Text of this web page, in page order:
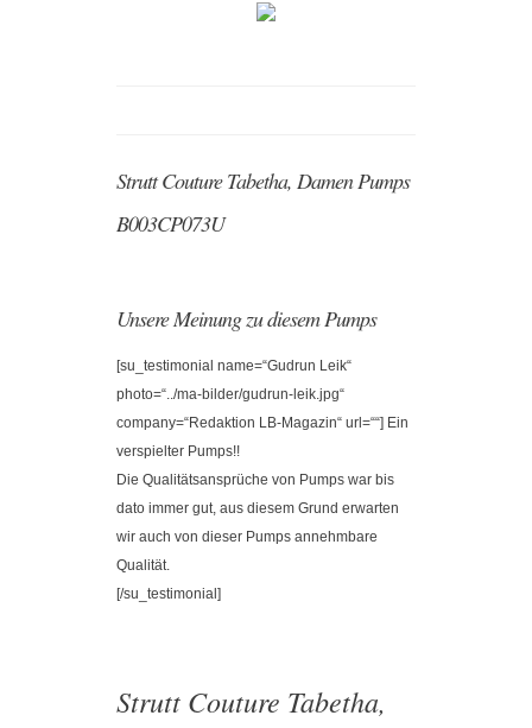
Strutt Couture Tabetha, Damen Pumps
B003CP073U
Unsere Meinung zu diesem Pumps
[su_testimonial name=“Gudrun Leik“
photo=“../ma-bilder/gudrun-leik.jpg“
company=“Redaktion LB-Magazin“ url=““] Ein
verspielter Pumps!!
Die Qualitätsansprüche von Pumps war bis
dato immer gut, aus diesem Grund erwarten
wir auch von dieser Pumps annehmbare
Qualität.
[/su_testimonial]
Strutt Couture Tabetha,